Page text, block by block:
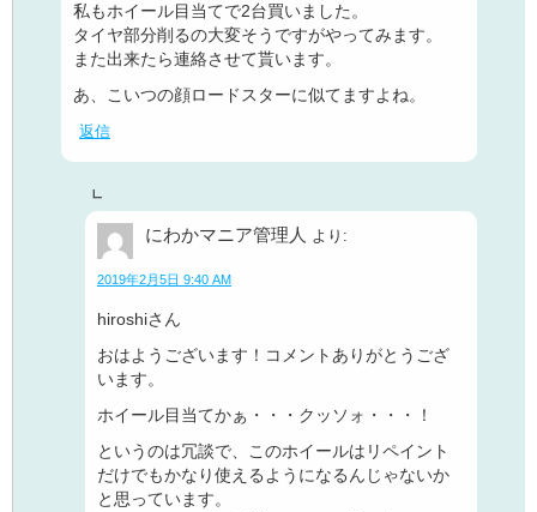
私もホイール目当てで2台買いました。
タイヤ部分削るの大変そうですがやってみます。
また出来たら連絡させて貰います。
あ、こいつの顔ロードスターに似てますよね。
返信
にわかマニア管理人 より:
2019年2月5日 9:40 AM
hiroshiさん
おはようございます！コメントありがとうござ
います。
ホイール目当てかぁ・・・クッソォ・・・！
というのは冗談で、このホイールはリペイント
だけでもかなり使えるようになるんじゃないか
と思っています。